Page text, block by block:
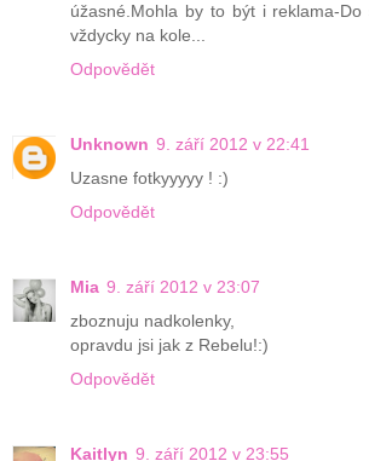
úžasné.Mohla by to být i reklama-
vždycky na kole...
Odpovědět
Unknown 9. září 2012 v 22:41
Uzasne fotkyyyyy ! :)
Odpovědět
Mia 9. září 2012 v 23:07
zboznuju nadkolenky,
opravdu jsi jak z Rebelu!:)
Odpovědět
Kaitlyn 9. září 2012 v 23:55